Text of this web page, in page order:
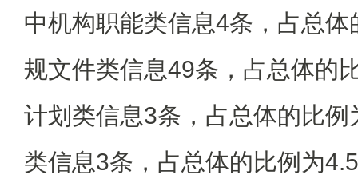
中机构职能类信息4条，占总
规文件类信息49条，占总体的
计划类信息3条，占总体的比
类信息3条，占总体的比例为